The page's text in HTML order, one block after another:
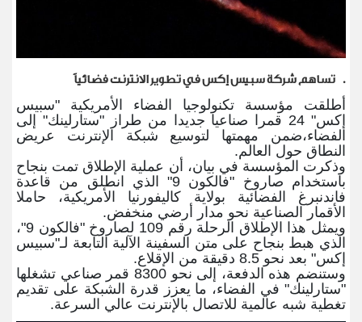
. تساهم شركة سبيس إكس في تطوير الانترنت فضائياً
أطلقت مؤسسة تكنولوجيا الفضاء الأمريكية "سبيس
إكس" 24 قمرا صناعيا جديدا من طراز "ستارلينك" إلى
الفضاء،ضمن مهمتها لتوسيع شبكة الإنترنت عريض
النطاق حول العالم.
وذكرت المؤسسة في بيان، أن عملية الإطلاق تمت بنجاح
باستخدام صاروخ "فالكون 9" الذي انطلق من قاعدة
فاندنبرغ الفضائية بولاية كاليفورنيا الأمريكية، حاملا
الأقمار الصناعية نحو مدار أرضي منخفض.
ويمثل هذا الإطلاق الرحلة رقم 109 لصاروخ "فالكون 9"،
الذي هبط بنجاح على متن السفينة الآلية التابعة لـ"سبيس
إكس" بعد نحو 8.5 دقيقة من الإقلاع
.
وستنضم هذه الدفعة، إلى نحو 8300 قمر صناعي تشغلها
"ستارلينك" في الفضاء، ما يعزز قدرة الشبكة على تقديم
تغطية شبه عالمية للاتصال بالإنترنت عالي السرعة.